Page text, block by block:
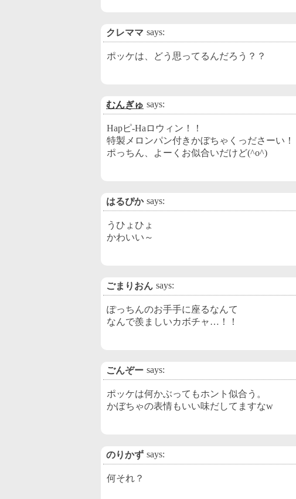
クレママ says:
ポッケは、どう思ってるんだろう？？
むんぎゅ says:
Hapピ-Haロウィン！！
特製メロンパン付きかぼちゃくっださーい！
ポっちん、よーくお似合いだけど(^o^)
はるぴか says:
うひょひょ
かわいい～
ごまりおん says:
ぽっちんのお手手に座るなんて
なんで羨ましいカボチャ…！！
ごんぞー says:
ポッケは何かぶってもホント似合う。
かぼちゃの表情もいい味だしてますなw
のりかず says:
何それ？